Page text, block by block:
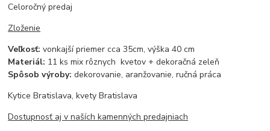
Celoročný predaj
Zloženie
Veľkosť:vonkajší priemer cca 35cm, výška 40 cm
Materiál: 11 ks mix rôznych kvetov + dekoračná zeleň
Spôsob výroby: dekorovanie, aranžovanie, ručná práca
Kytice Bratislava, kvety Bratislava
Dostupnosť aj v naších kamenných predajniach